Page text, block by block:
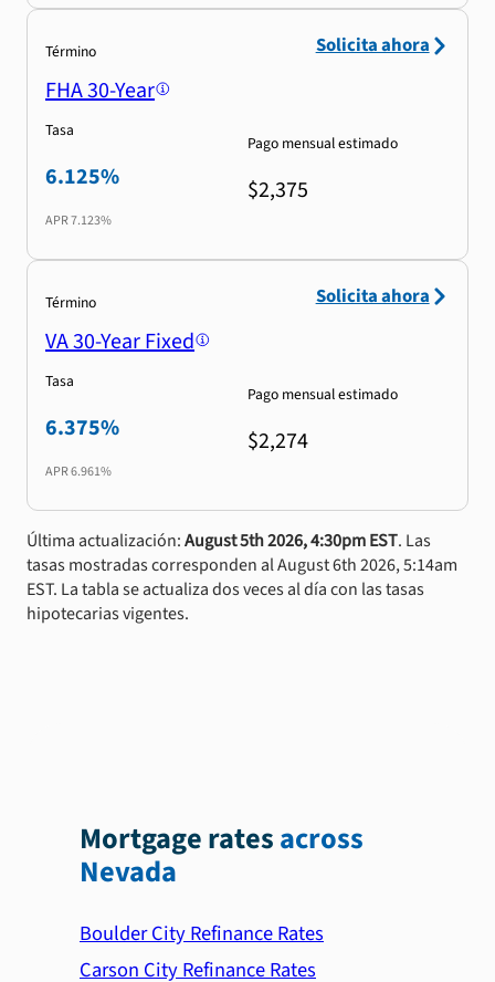
Término
FHA 30-Year
Tasa
6.125%
APR7.123%
Pago mensual estimado
$2,375
Solicita ahora
Término
VA 30-Year Fixed
Tasa
6.375%
APR6.961%
Pago mensual estimado
$2,274
Solicita ahora
Última actualización:August 5th 2026, 4:30pm EST. Las
tasas mostradas corresponden al August 6th 2026, 5:14am
EST. La tabla se actualiza dos veces al día con las tasas
hipotecarias vigentes.
Mortgage ratesacross
Nevada
Boulder City Refinance Rates
Carson City Refinance Rates